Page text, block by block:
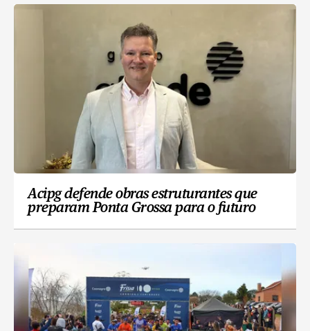
Acipg defende obras estruturantes que
preparam Ponta Grossa para o futuro